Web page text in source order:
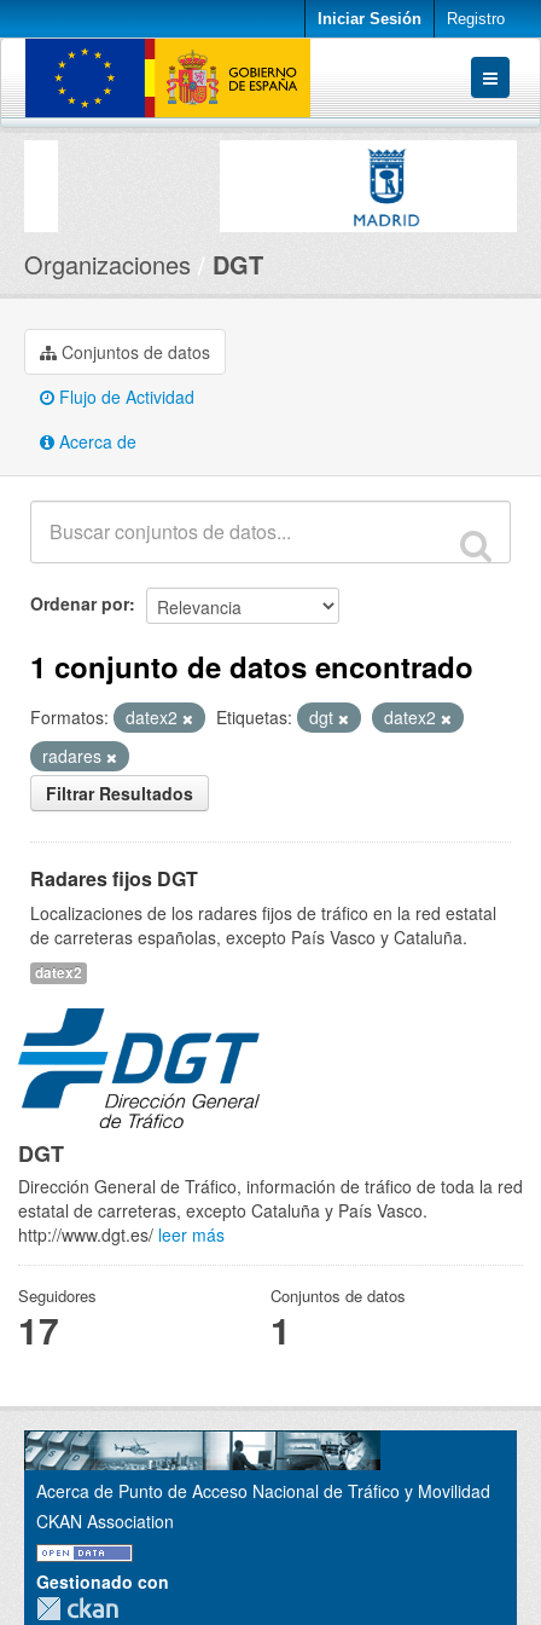
Iniciar Sesión Registro
Conjuntos de datos
Organizaciones DGT
Conjuntos de datos
Flujo de Actividad
Acerca de
Ordenar por
1 conjunto de datos encontrado
Formatos: datex2 Etiquetas: dgt
datex2
radares
Filtrar Resultados
Radares fijos DGT
Localizaciones de los radares fijos de tráfico en la red estatal
de carreteras españolas, excepto País Vasco y Cataluña.
datex2
DGT
Dirección General de Tráfico, información de tráfico de toda la red
estatal de carreteras, excepto Cataluña y País Vasco.
http://www.dgt.es/ leer más
Seguidores
17
Conjuntos de datos
1
Acerca de Punto de Acceso Nacional de Tráfico y Movilidad
CKAN Association
Gestionado con